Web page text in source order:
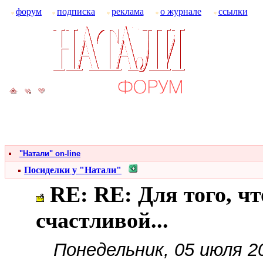
форум подписка реклама о журнале ссылки
"Натали" on-line
Посиделки у "Натали"
RE: RE: Для того,
счастливой...
Понедельник, 05 июля